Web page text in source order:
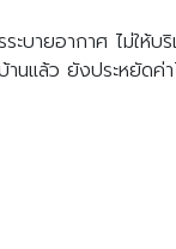
บายอากาศ ไม่ให้บ
นแล้ว ยังประหยัดค่